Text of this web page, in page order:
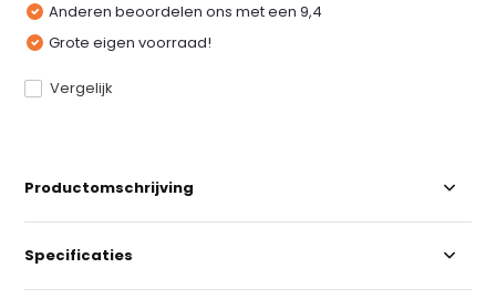
Anderen beoordelen ons met een 9,4
Grote eigen voorraad!
Vergelijk
Productomschrijving
Specificaties